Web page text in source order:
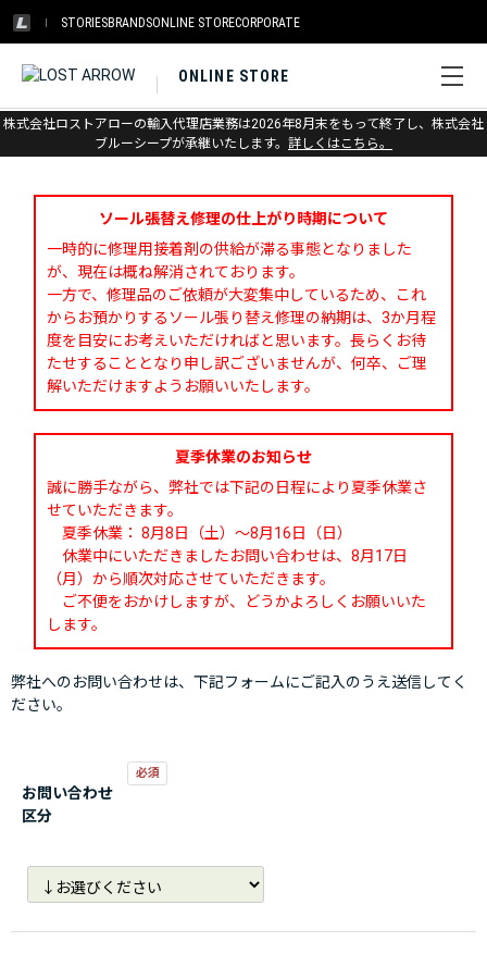
STORIESBRANDSONLINE STORECORPORATE
ONLINE STORE
株式会社ロストアローの輸入代理店業務は2026年8月末をもって終了し、株式会社
ブルーシープが承継いたします。 詳しくはこちら。
お問い合わせ
ソール張替え修理の仕上がり時期について
一時的に修理用接着剤の供給が滞る事態となりました
が、現在は概ね解消されております。
一方で、修理品のご依頼が大変集中しているため、これ
からお預かりするソール張り替え修理の納期は、3か月程
度を目安にお考えいただければと思います。長らくお待
たせすることとなり申し訳ございませんが、何卒、ご理
解いただけますようお願いいたします。
夏季休業のお知らせ
誠に勝手ながら、弊社では下記の日程により夏季休業さ
せていただきます。
夏季休業： 8月8日（土）～8月16日（日）
休業中にいただきましたお問い合わせは、8月17日
（月）から順次対応させていただきます。
ご不便をおかけしますが、どうかよろしくお願いいた
します。
弊社へのお問い合わせは、下記フォームにご記入のうえ送信してく
ださい。
お問い合わせ
区分